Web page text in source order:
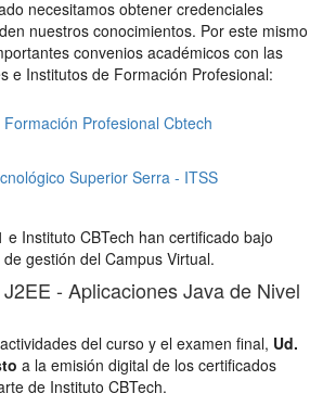
necesitamos obtener credenciales
nuestros conocimientos. Por este mismo
convenios académicos con las
e Institutos de Formación Profesional:
Profesional Cbtech
Superior Serra - ITSS
e Instituto CBTech han certificado bajo
gestión del Campus Virtual.
- Aplicaciones Java de Nivel
del curso y el examen final, Ud.
a la emisión digital de los certificados
de Instituto CBTech.